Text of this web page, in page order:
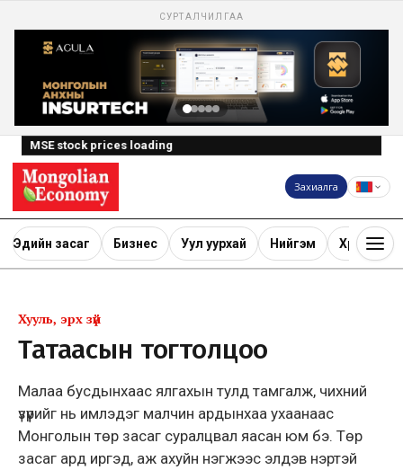
СУРТАЛЧИЛГАА
MSE stock prices loading
Захиалга
Эдийн засаг Бизнес Уул уурхай Нийгэм Хөрөнгө
Хууль, эрх зүй
Татаасын тогтолцоо
Малаа бусдынхаас ялгахын тулд тамгалж, чихний
үзүүрийг нь имлэдэг малчин ардынхаа ухаанаас
Монголын төр засаг суралцвал яасан юм бэ. Төр
засаг ард иргэд, аж ахуйн нэгжээс элдэв нэртэй